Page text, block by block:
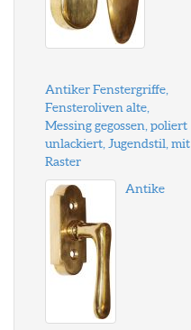
Antiker Fenstergriffe,
Fensteroliven alte,
Messing gegossen, poliert
unlackiert, Jugendstil, mit
Raster
Antike